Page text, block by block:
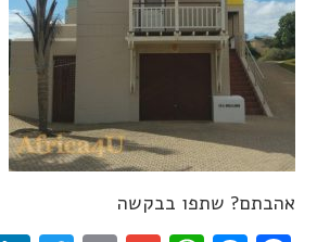
אהבתם? שתפו בבקשה